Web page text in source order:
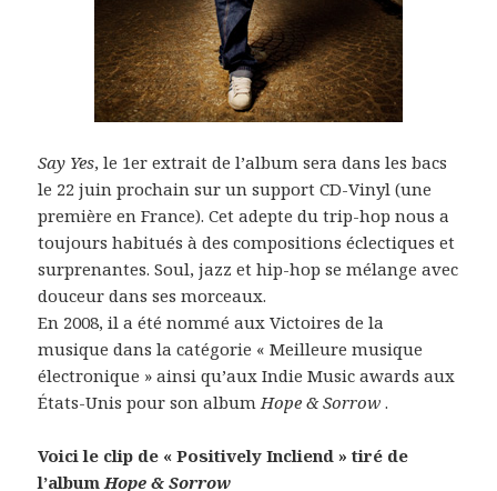
Say Yes, le 1er extrait de l’album sera dans les bacs
le 22 juin prochain sur un support CD-Vinyl (une
première en France). Cet adepte du trip-hop nous a
toujours habitués à des compositions éclectiques et
surprenantes. Soul, jazz et hip-hop se mélange avec
douceur dans ses morceaux.
En 2008, il a été nommé aux Victoires de la
musique dans la catégorie « Meilleure musique
électronique » ainsi qu’aux Indie Music awards aux
États-Unis pour son albumHope & Sorrow.
Voici le clip de « Positively Incliend » tiré de
l’albumHope & Sorrow